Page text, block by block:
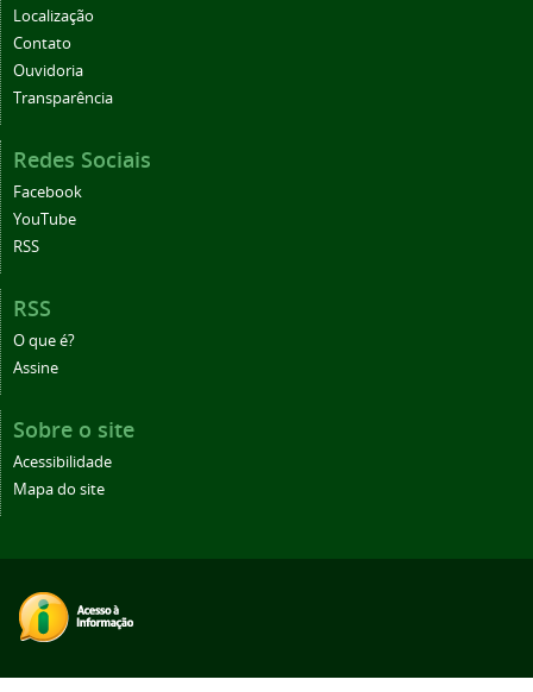
Localização
Contato
Ouvidoria
Transparência
Redes Sociais
Facebook
YouTube
RSS
RSS
O que é?
Assine
Sobre o site
Acessibilidade
Mapa do site